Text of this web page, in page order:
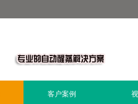
客户案例